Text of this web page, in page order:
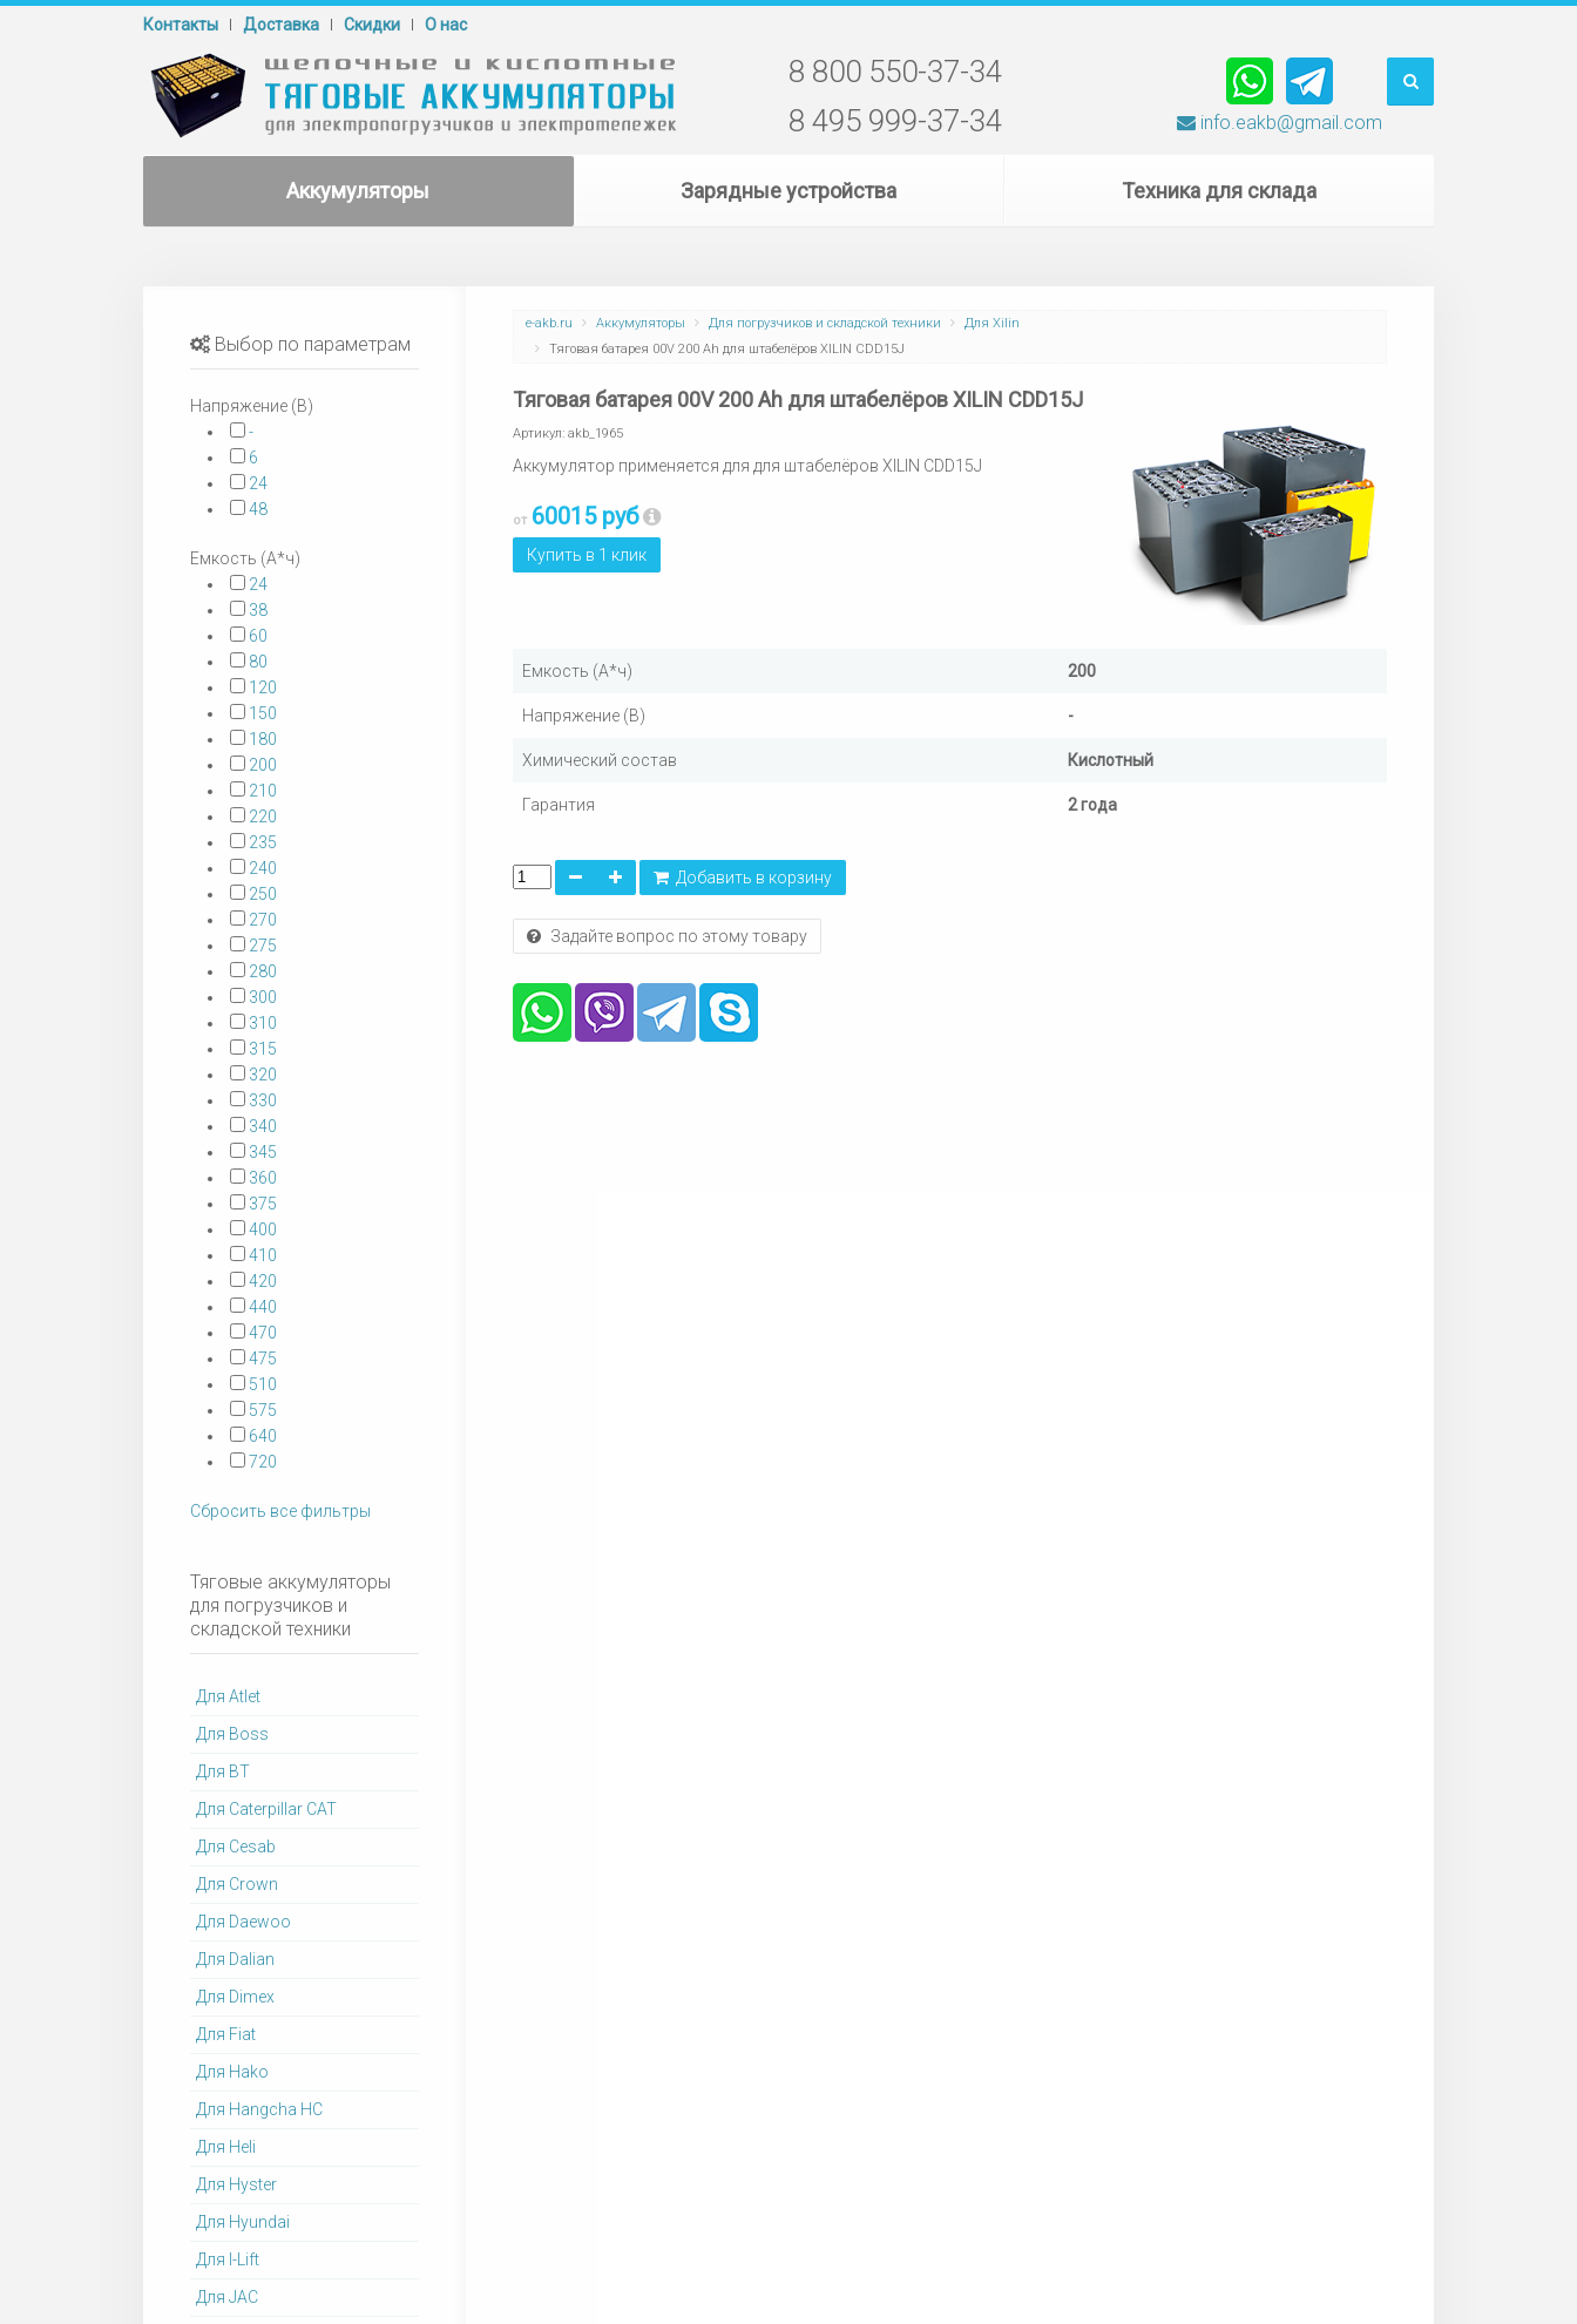
Контакты Доставка Cкидки О нас
8 800 550-37-34
8 495 999-37-34
info.eakb@gmail.com
Аккумуляторы Зарядные устройства Техника для склада
e-akb.ru Аккумуляторы Для погрузчиков и складской техники
Для Xilin
Тяговая батарея 00V 200 Ah для штабелёров XILIN CDD15J
Тяговая батарея 00V 200 Ah для штабелёров XILIN CDD15J
Артикул: akb_1965
Аккумулятор применяется для для штабелёров XILIN CDD15J
от 60015 руб
Купить в 1 клик
Емкость (А*ч) 200
Напряжение (В) -
Химический состав Кислотный
Гарантия 2 года
Добавить в корзину
Задайте вопрос по этому товару
Выбор по параметрам
Напряжение (В)
-
6
24
48
Емкость (А*ч)
24
38
60
80
120
150
180
200
210
220
235
240
250
270
275
280
300
310
315
320
330
340
345
360
375
400
410
420
440
470
475
510
575
640
720
Сбросить все фильтры
Тяговые аккумуляторы
для погрузчиков и
складской техники
Для Atlet
Для Boss
Для BT
Для Caterpillar CAT
Для Cesab
Для Crown
Для Daewoo
Для Dalian
Для Dimex
Для Fiat
Для Hako
Для Hangcha HC
Для Heli
Для Hyster
Для Hyundai
Для I-Lift
Для JAC